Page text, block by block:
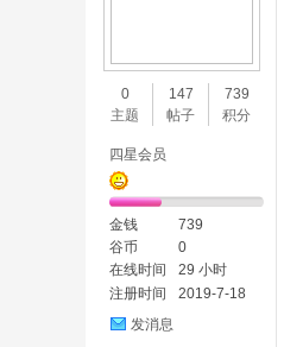
0
主题
147
帖子
739
积分
四星会员
金钱
739
谷币
0
在线时间
29 小时
注册时间
2019-7-18
发消息